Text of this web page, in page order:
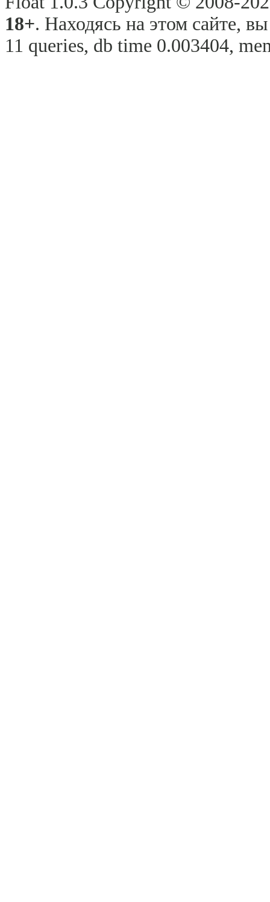
18+. Находясь на этом сайте,
11 queries, db time 0.003404,